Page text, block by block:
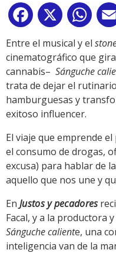
Facebook
X
Entre el musical y el
cinematográfico que
cannabis– Sánguche
trata de dejar el
hamburguesas y
exitoso influencer.
El viaje que emprende
el consumo de drogas,
excusa) para hablar de
aquello que nos une y
En Justos y pecadores
Facal, y a la productora
Sánguche caliente, una
inteligencia van de la